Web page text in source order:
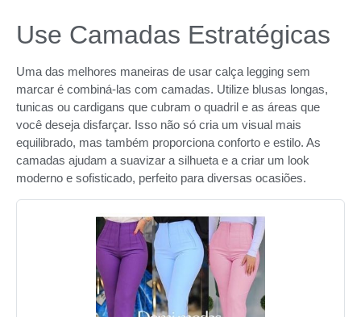
Use Camadas Estratégicas
Uma das melhores maneiras de usar calça legging sem
marcar é combiná-las com camadas. Utilize blusas longas,
tunicas ou cardigans que cubram o quadril e as áreas que
você deseja disfarçar. Isso não só cria um visual mais
equilibrado, mas também proporciona conforto e estilo. As
camadas ajudam a suavizar a silhueta e a criar um look
moderno e sofisticado, perfeito para diversas ocasiões.